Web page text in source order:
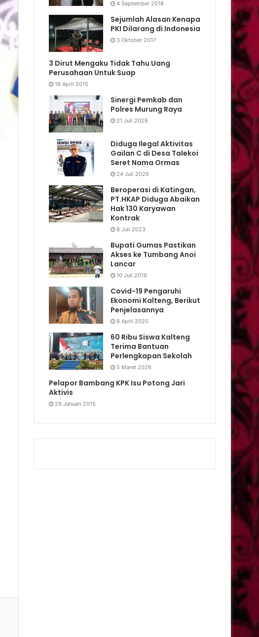
4 September 2018
Sejumlah Alasan Kenapa
PKI Dilarang di Indonesia
3 Oktober 2017
3 Dirut Mengaku Tidak Tahu Uang
Perusahaan Untuk Suap
18 April 2015
Sinergi Pemkab dan
Polres Murung Raya
21 Juli 2026
Diduga Ilegal Aktivitas
Gailan C di Desa Talekoi
Seret Nama Ormas
24 Juli 2026
Beroperasi di Katingan,
PT.HKAP Diduga Abaikan
Hak 130 Karyawan
Kontrak
8 Juli 2023
Bupati Gumas Pastikan
Akses ke Tumbang Anoi
Lancar
10 Juli 2019
Covid-19 Pengaruhi
Ekonomi Kalteng, Berikut
Penjelasannya
8 April 2020
60 Ribu Siswa Kalteng
Terima Bantuan
Perlengkapan Sekolah
5 Maret 2026
Pelapor Bambang KPK Isu Potong Jari
Aktivis
29 Januari 2015